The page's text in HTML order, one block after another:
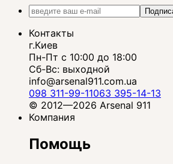
Контакты
г.Киев
Пн-Пт с 10:00 до 18:00
Сб-Вс: выходной
info@arsenal911.com.ua
098 311-99-11063 395-14-13
© 2012—2026 Arsenal 911
Компания
Помощь